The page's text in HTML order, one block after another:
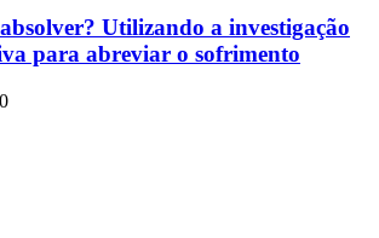
Utilizando a investigação
para abreviar o sofrimento